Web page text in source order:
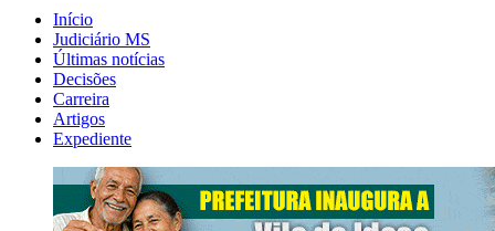
Início
Judiciário MS
Últimas notícias
Decisões
Carreira
Artigos
Expediente